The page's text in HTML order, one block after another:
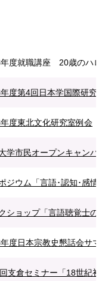
度就職講座 20歳のハロ
度第4回日本学国際研究
度東北文化研究室例会
学市民オープンキャンパ
ジウム「言語･認知･感情
ショップ「言語聴覚士の
度日本宗教史懇話会サマ
支倉セミナー「18世紀初